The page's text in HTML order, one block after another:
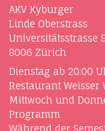
AKV Kyburger
Linde Oberstrass
Universitätsstrasse
8006 Zürich
Dienstag ab 20:00
Restaurant Weisser
Mittwoch und
Programm